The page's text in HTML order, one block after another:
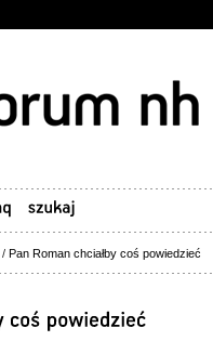
/ Pan Roman chciałby coś powiedzieć